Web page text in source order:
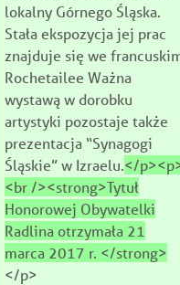
lokalny Górnego Śląska.
Stała ekspozycja jej prac
znajduje się we
Rochetailee Ważna
wystawą w dorobku
artystyki pozostaje także
prezentacja “Synagogi
Śląskie” w Izraelu.</
<br /><strong>Tytuł
Honorowej Obywatelki
Radlina otrzymała 21
marca 2017 r. </strong>
</p>